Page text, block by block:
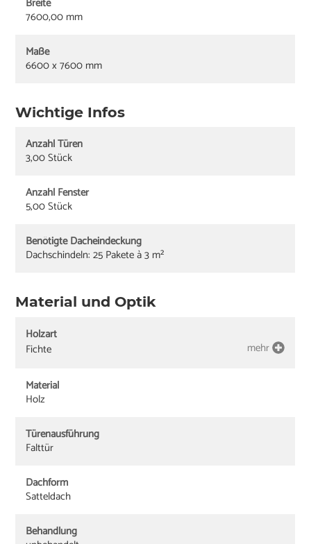
7600,00 mm
Maße
6600 x 7600 mm
Wichtige Infos
Anzahl Türen
3,00 Stück
Anzahl Fenster
5,00 Stück
Benötigte Dacheindeckung
Dachschindeln: 25 Pakete à 3 m²
Material und Optik
Holzart
Fichte
mehr
Material
Holz
Türenausführung
Falttür
Dachform
Satteldach
Behandlung